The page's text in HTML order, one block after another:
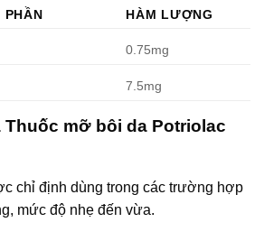
PHẦN HÀM LƯỢNG
0.75mg
7.5mg
mỡ bôi da Potriolac
chỉ định dùng trong các trường hợp
mức độ nhẹ đến vừa.